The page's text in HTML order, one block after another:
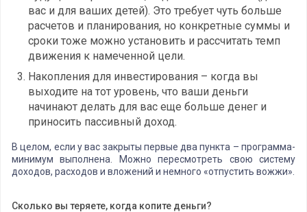
вас и для ваших детей). Это требует чуть больше
расчетов и планирования, но конкретные суммы и
сроки тоже можно установить и рассчитать темп
движения к намеченной цели.
Накопления для инвестирования – когда вы
выходите на тот уровень, что ваши деньги
начинают делать для вас еще больше денег и
приносить пассивный доход.
В целом, если у вас закрыты первые два пункта – программа-
минимум выполнена. Можно пересмотреть свою систему
доходов, расходов и вложений и немного «отпустить вожжи».
Сколько вы теряете, когда копите деньги?